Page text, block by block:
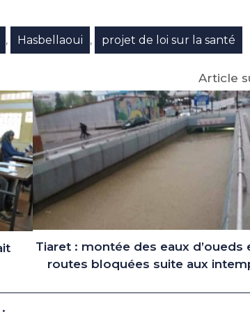
, Hasbellaoui , projet de loi sur la santé
Article
Tiaret : montée des eaux d’oueds
routes bloquées suite aux